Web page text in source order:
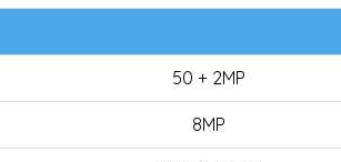
50 + 2MP
8MP